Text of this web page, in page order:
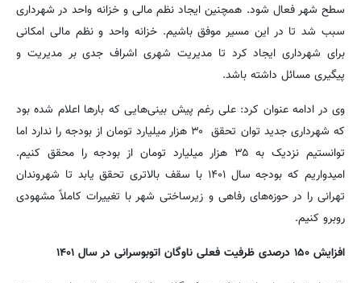
سطح شهر فعال شود. همچنین ایجاد نظم مالی و خزانه واحد در شهرداری
سبب شد تا در این مسیر موفق باشیم. خزانه واحد و نظم مالی امکانی
برای شهرداری ایجاد کرد تا مدیریت شهری اشراف جدی بر مدیریت و
پیگیری مسائل داشته باشد.
وی در ادامه عنوان کرد: علی رغم پیش بینی‌هایی که بارها اعلام شده بود
که شهرداری جدید توان تحقق ۳۰ هزار میلیارد تومان از بودجه را ندارد اما
توانستیم نزدیک به ۳۵ هزار میلیارد تومان از بودجه را محقق کنیم.
امیدواریم که بودجه سال ۱۴۰۱ با سقف بالاتری تحقق یابد تا شهروندان
تهرانی را در حوزه‌های رفاهی و زیرساختی شهر با تغییرات کاملاً مشهودی
روبرو کنیم.
افزایش ۱۵۰ درصدی ظرفیت فعلی ناوگان اتوبوسرانی در سال ۱۴۰۱